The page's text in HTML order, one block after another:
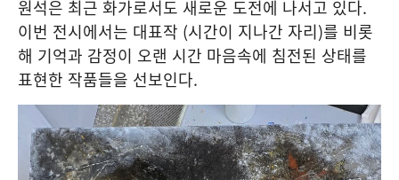
원석은 최근 화가로서도 새로운 도전에 나서고 있다.
이번 전시에서는 대표작 (시간이 지나간 자리)를 비롯
해 기억과 감정이 오랜 시간 마음속에 침전된 상태를
표현한 작품들을 선보인다.